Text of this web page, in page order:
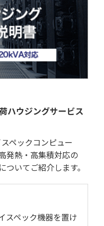
ハウジングサービス
ペックコンピュー
発熱・高集積対応の
ついてご紹介します。
スペック機器を置け